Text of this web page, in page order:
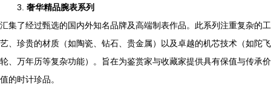
3. 奢华精品腕表系列
汇集了经过甄选的国内外知名品牌及高端制表作品。此系列注重复杂的工
艺、珍贵的材质（如陶瓷、钻石、贵金属）以及卓越的机芯技术（如陀飞
轮、万年历等复杂功能）。旨在为鉴赏家与收藏家提供具有保值与传承价
值的时计珍品。